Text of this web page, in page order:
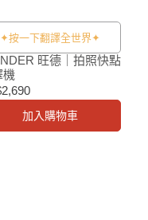
✦按一下翻譯全世界✦
旺德｜拍照快點
機
加入購物車